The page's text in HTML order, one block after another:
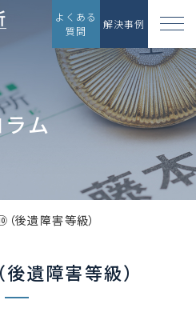
よくある
質問
解決事例
ム
後遺障害等級）
遺障害等級）